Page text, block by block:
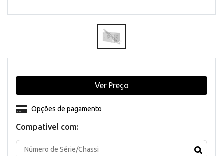
Compativel com:
Opções de pagamento
Ver Preço